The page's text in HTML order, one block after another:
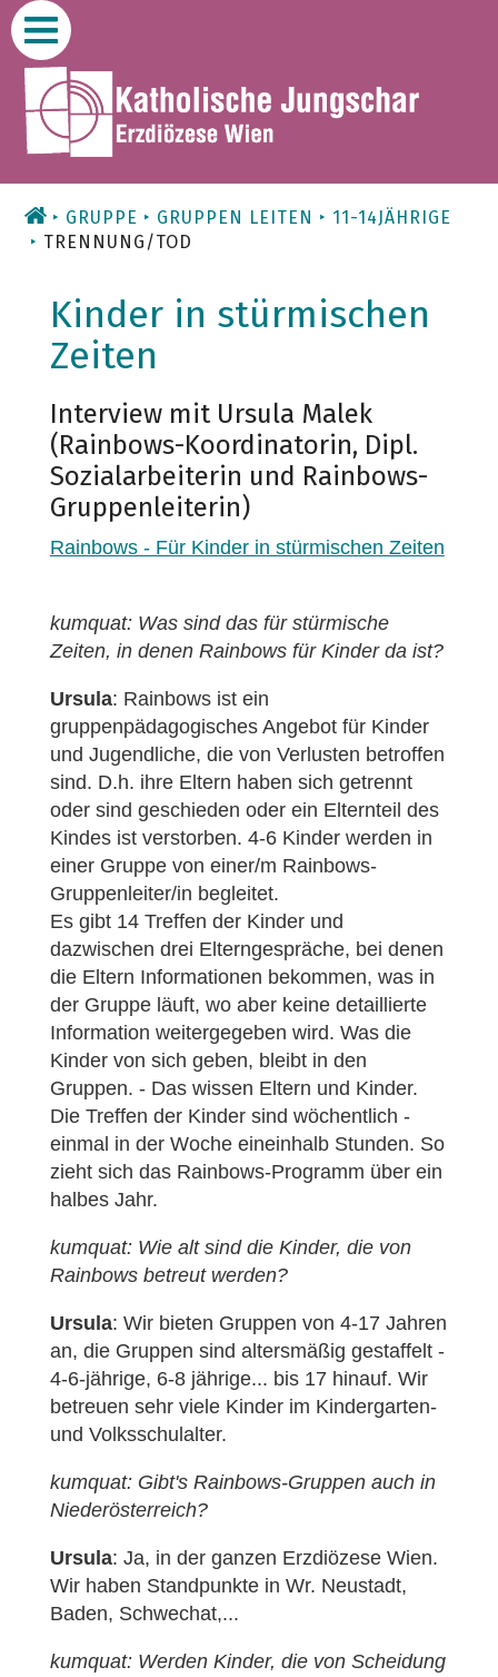
Zum
Inhalt
GRUPPE GRUPPEN LEITEN
11-14JÄHRIGE
TRENNUNG/TOD
Kinder in stürmischen
Zeiten
Interview mit Ursula Malek
(Rainbows-Koordinatorin, Dipl.
Sozialarbeiterin und Rainbows-
Gruppenleiterin)
Rainbows - Für Kinder in stürmischen Zeiten
kumquat: Was sind das für stürmische
Zeiten, in denen Rainbows für Kinder da ist?
Ursula: Rainbows ist ein
gruppenpädagogisches Angebot für Kinder
und Jugendliche, die von Verlusten betroffen
sind. D.h. ihre Eltern haben sich getrennt
oder sind geschieden oder ein Elternteil des
Kindes ist verstorben. 4-6 Kinder werden in
einer Gruppe von einer/m Rainbows-
Gruppenleiter/in begleitet.
Es gibt 14 Treffen der Kinder und
dazwischen drei Elterngespräche, bei denen
die Eltern Informationen bekommen, was in
der Gruppe läuft, wo aber keine detaillierte
Information weitergegeben wird. Was die
Kinder von sich geben, bleibt in den
Gruppen. - Das wissen Eltern und Kinder.
Die Treffen der Kinder sind wöchentlich -
einmal in der Woche eineinhalb Stunden. So
zieht sich das Rainbows-Programm über ein
halbes Jahr.
kumquat: Wie alt sind die Kinder, die von
Rainbows betreut werden?
Ursula: Wir bieten Gruppen von 4-17 Jahren
an, die Gruppen sind altersmäßig gestaffelt -
4-6-jährige, 6-8 jährige... bis 17 hinauf. Wir
betreuen sehr viele Kinder im Kindergarten-
und Volksschulalter.
kumquat: Gibt's Rainbows-Gruppen auch in
Niederösterreich?
Ursula: Ja, in der ganzen Erzdiözese Wien.
Wir haben Standpunkte in Wr. Neustadt,
Baden, Schwechat,...
kumquat: Werden Kinder, die von Scheidung